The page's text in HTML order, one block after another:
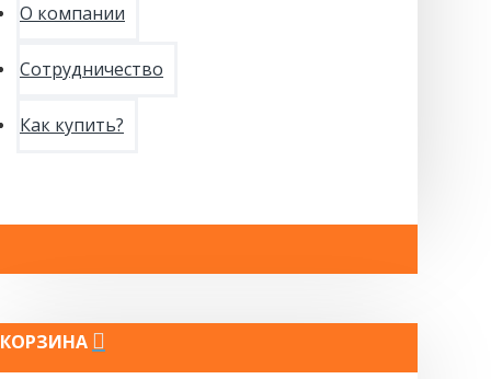
О компании
Сотрудничество
Как купить?
КОРЗИНА